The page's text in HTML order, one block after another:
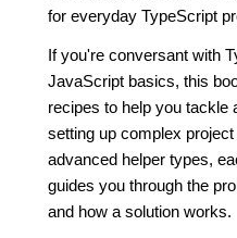
for everyday TypeScript
If you're conversant with
JavaScript basics, this
recipes to help you tackle
setting up complex
advanced helper types,
guides you through the
and how a solution works.